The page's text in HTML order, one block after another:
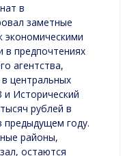
в
заметные
экономическими
в предпочтениях
агентства,
центральных
и Исторический
рублей в
предыдущем году.
районы,
остаются